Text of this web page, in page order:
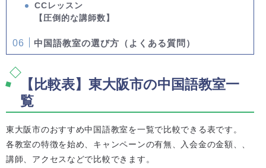
CCレッスン
【圧倒的な講師数】
中国語教室の選び方（よくある質問）
【比較表】東大阪市の中国語教室一
覧
東大阪市のおすすめ中国語教室を一覧で比較できる表です。
各教室の特徴を始め、キャンペーンの有無、入会金の金額、、
講師、アクセスなどで比較できます。